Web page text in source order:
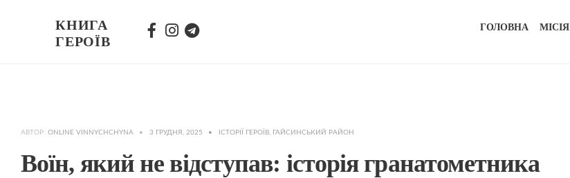
КНИГА
ГЕРОЇВ
ГОЛОВНА МІСІЯ
АВТОР: ONLINE VINNYCHCHYNA • 3 ГРУДНЯ, 2025 • ІСТОРІЇ ГЕРОЇВ, ГАЙСИНСЬКИЙ РАЙОН
Воїн, який не відступав: історія гранатометника